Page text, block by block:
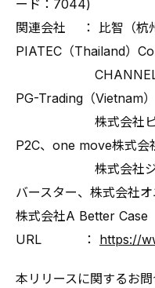
ード：7044)
関連会社 ： 比智（杭
PIATEC（Thailand）
CHANNEL J（
PG-Trading（Vietnam）
株式会社ピアラ
P2C、one move株式会
株式会社ジョシ
バースター、株式会社
株式会社A Better Case
URL ： https://
本リリースに関するお